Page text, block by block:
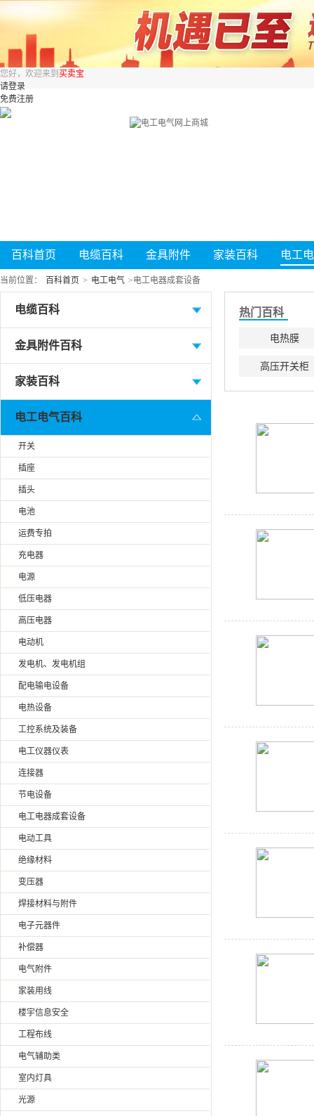
您好，欢迎来到 买卖宝
请登录
免费注册
百科首页 电缆百科 金具附件 家装百科 电工
当前位置： 百科首页 > 电工电气 >电工电器成套设备
电缆百科
金具附件百科
家装百科
电工电气百科
开关
插座
插头
电池
运费专拍
充电器
电源
低压电器
高压电器
电动机
发电机、发电机组
配电输电设备
电热设备
工控系统及装备
电工仪器仪表
连接器
节电设备
电工电器成套设备
电动工具
绝缘材料
变压器
焊接材料与附件
电子元器件
补偿器
电气附件
家装用线
楼宇信息安全
工程布线
电气辅助类
室内灯具
光源
热门百科
电热膜
高压开关柜